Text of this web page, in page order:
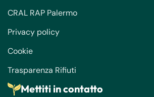
CRAL RAP Palermo
Privacy policy
Cookie
Trasparenza Rifiuti
Mettiti in contatto